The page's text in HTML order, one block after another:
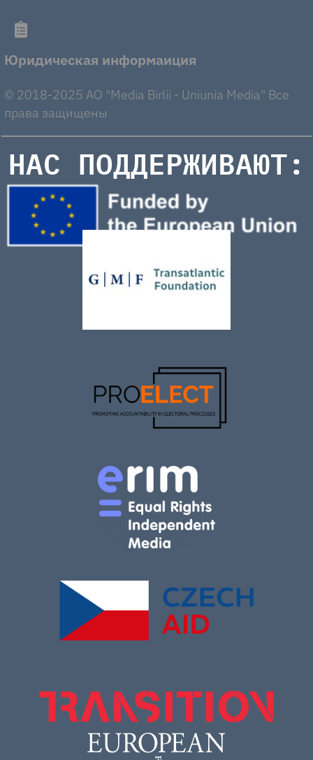
Юридическая информаиция
© 2018-2025 AO "Media Birlii - Uniunia Media" Все
права защищены
НАС ПОДДЕРЖИВАЮТ: